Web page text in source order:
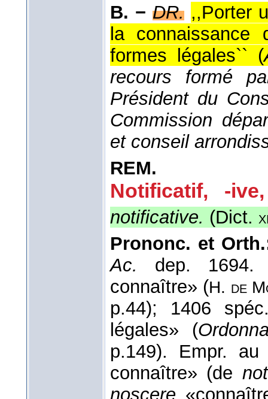
B. − DR. ,,Porter
la connaissance
formes légales`` (
recours formé
Président du
Commission
et conseil
REM.
Notificatif, -ive,
notificative. (Dict.
Prononc. et
Ac.
dep.
connaître» (H. de
p.44); 1406
légales» (
p.149). Empr.
connaître» (de
noscere